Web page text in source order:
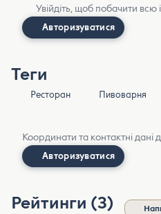
Увійдіть, щоб побачити
Авторизуватися
Теги
Ресторан Пивоварня
Координати та контактні дані
Авторизуватися
Рейтинги (3)